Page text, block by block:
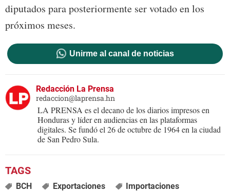
diputados para posteriormente ser votado en los
próximos meses.
Unirme al canal de noticias
Redacción La Prensa
redaccion@laprensa.hn
LA PRENSA es el decano de los diarios impresos en
Honduras y líder en audiencias en las plataformas
digitales. Se fundó el 26 de octubre de 1964 en la ciudad
de San Pedro Sula.
BCH Exportaciones Importaciones